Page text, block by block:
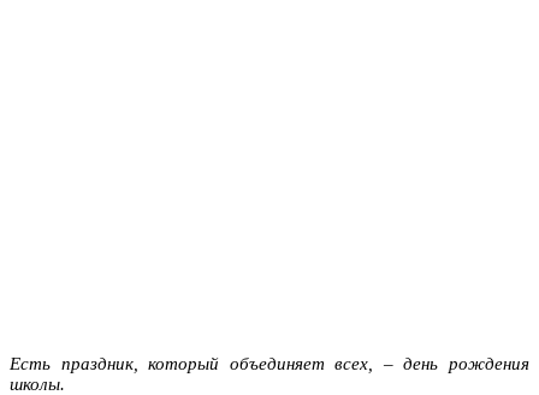
Есть праздник, который объединяет всех, – день рождения
школы.